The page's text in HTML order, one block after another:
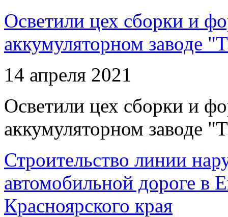
Осветили цех сборки и
аккумуляторном заводе
14 апреля 2021
Осветили цех сборки и
аккумуляторном заводе
Строительство линии
автомобильной дороге в
Красноярского края